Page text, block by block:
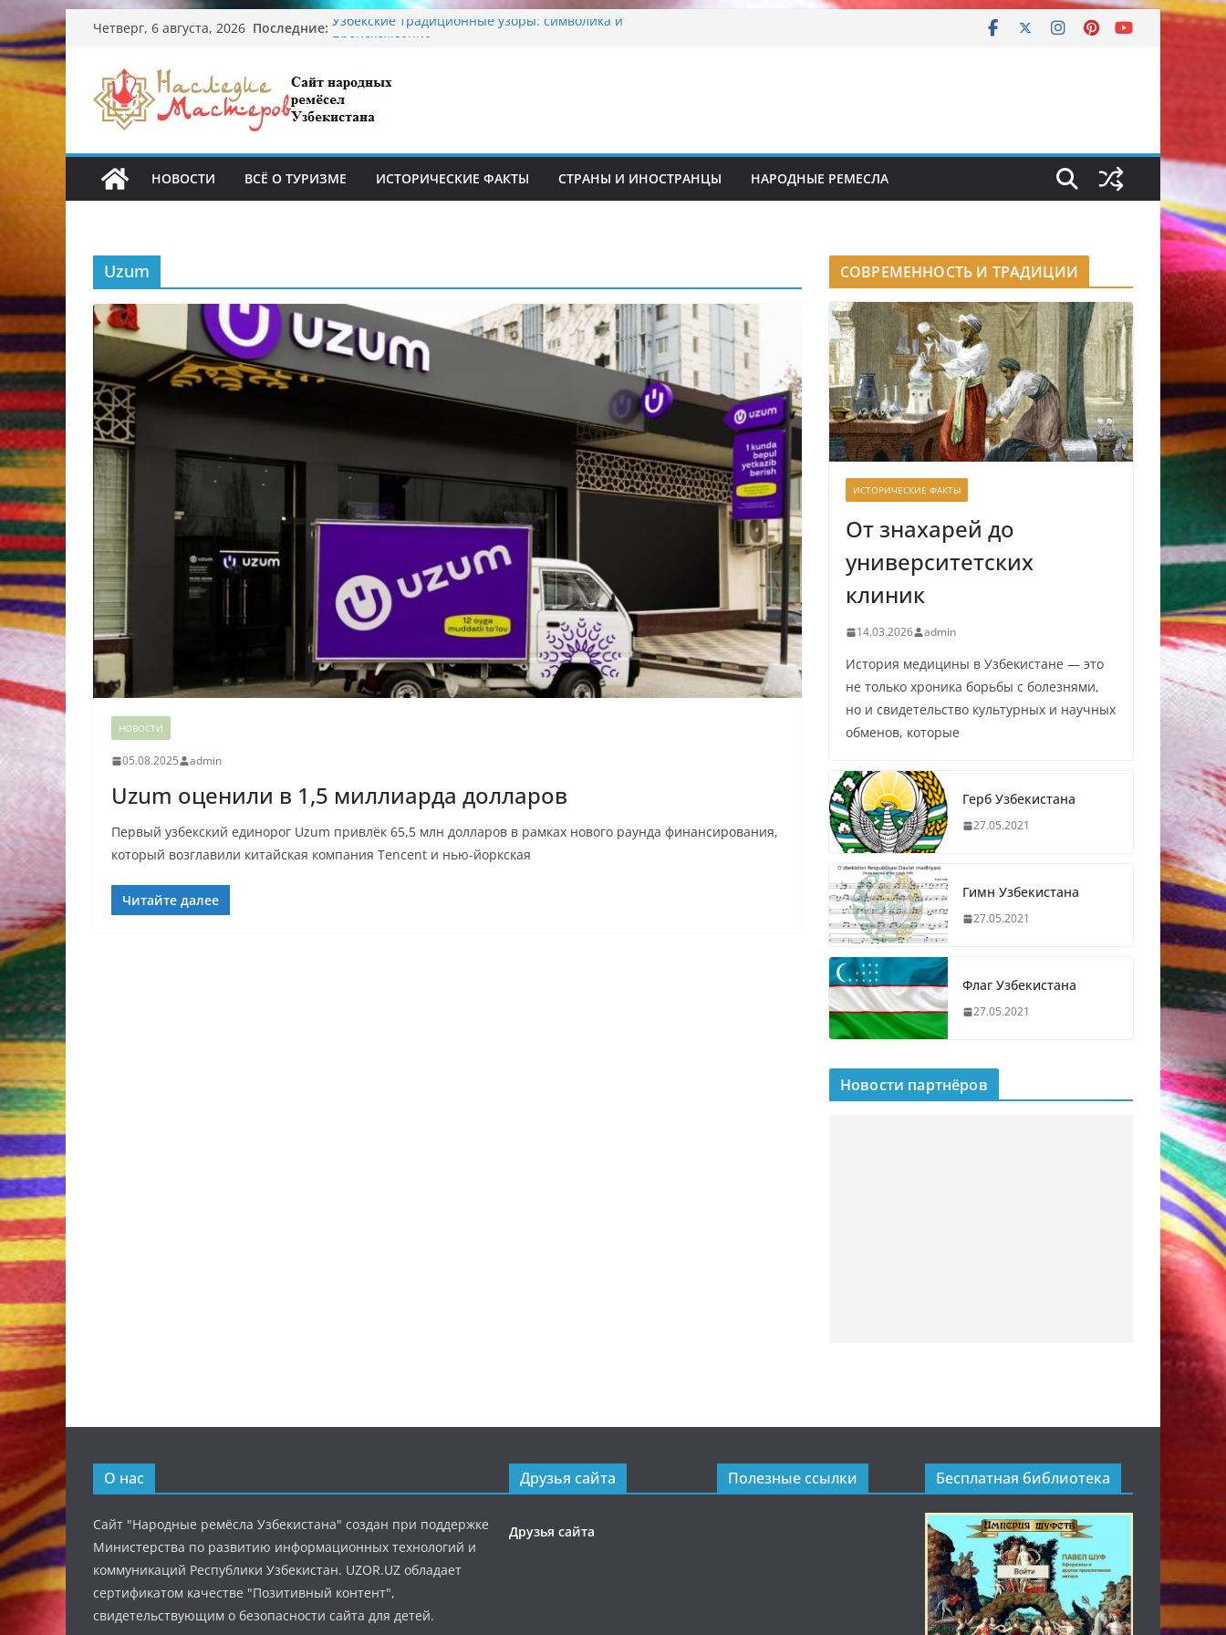
Перейти
к
содержимому
Четверг, 6 августа, 2026 Последние: Узбекские традиционные узоры: символика и
Опасная диета Алины Загитовой
От знахарей до университетских клиник
Обрушение на одном из ключевых перекрёстков
НОВОСТИ ВСЁ О ТУРИЗМЕ ИСТОРИЧЕСКИЕ ФАКТЫ СТРАНЫ И ИНОСТРАНЦЫ НАРОДНЫЕ РЕМЕСЛА
Uzum
НОВОСТИ
05.08.2025 admin
Uzum оценили в 1,5 миллиарда долларов
Первый узбекский единорог Uzum привлёк 65,5 млн долларов в рамках нового раунда финансирования,
который возглавили китайская компания Tencent и нью-йоркская
Читайте далее
СОВРЕМЕННОСТЬ И ТРАДИЦИИ
ИСТОРИЧЕСКИЕ ФАКТЫ
От знахарей до
университетских
клиник
14.03.2026 admin
История медицины в Узбекистане — это
не только хроника борьбы с болезнями,
но и свидетельство культурных и научных
обменов, которые
Герб Узбекистана
27.05.2021
Гимн Узбекистана
27.05.2021
Флаг Узбекистана
27.05.2021
Новости партнёров
О нас
Сайт "Народные ремёсла Узбекистана" создан при поддержке
Министерства по развитию информационных технологий и
коммуникаций Республики Узбекистан. UZOR.UZ обладает
сертификатом качестве "Позитивный контент",
свидетельствующим о безопасности сайта для детей.
Друзья сайта
Друзья сайта
Полезные ссылки Бесплатная библиотека